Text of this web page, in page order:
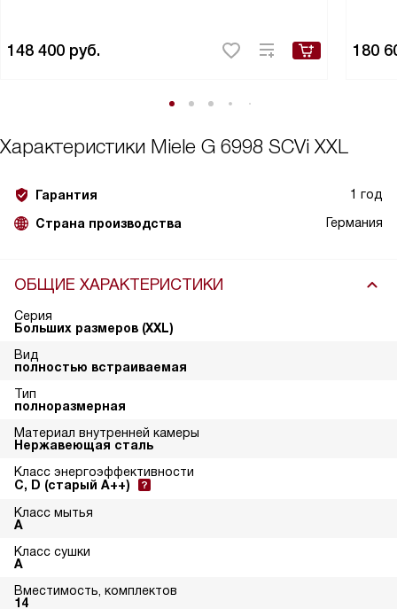
148 400 руб. 180
Характеристики Miele G 6998 SCVi XXL
Гарантия 1 год
Страна производства Германия
ОБЩИЕ ХАРАКТЕРИСТИКИ
Серия
Больших размеров (XXL)
Вид
полностью встраиваемая
Тип
полноразмерная
Материал внутренней камеры
Нержавеющая сталь
Класс энергоэффективности
C, D (старый A++)
Класс мытья
A
Класс сушки
A
Вместимость, комплектов
14